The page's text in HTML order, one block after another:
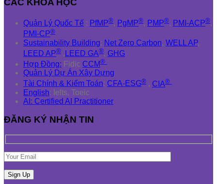
CÁC KHÓA HỌC
Quản Lý Quốc Tế : PfMP®, PgMP®, PMP®, PMI-ACP®,
PMI-CP®
Sustainability Building: Net Zero Carbon, WELL AP,
LEED AP® , LEED GA®, GHG
Hợp Đồng: Fidic CCM®
Quản Lý Dự Án Xây Dựng
Tài Chính & Kiểm Toán: CFA-ESG® , CIA®
English: Ielts, Toeic
AI: Certified AI Practitioner
ĐĂNG KÝ NHẬN TIN